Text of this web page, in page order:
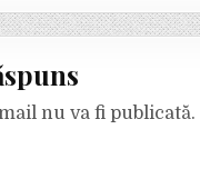
nu va fi publicată.